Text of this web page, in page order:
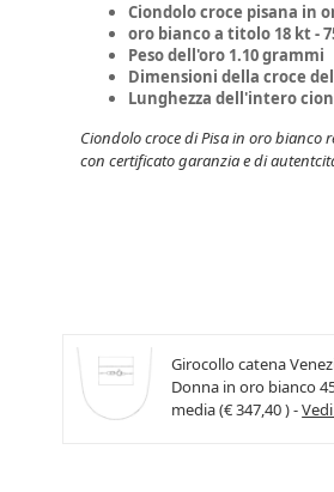
Ciondolo croce pisana in
oro bianco a titolo 18 kt -
Peso dell'oro 1.10 grammi
Dimensioni della croce del
Lunghezza dell'intero
Ciondolo croce di Pisa in oro bianco
con certificato garanzia e di
Girocollo catena
Donna in oro bianco
media (€ 347,40 ) -